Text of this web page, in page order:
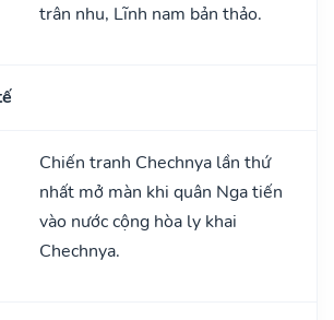
trân nhu, Lĩnh nam bản thảo.
Chiến tranh Chechnya lần thứ
nhất mở màn khi quân Nga tiến
vào nước cộng hòa ly khai
Chechnya.